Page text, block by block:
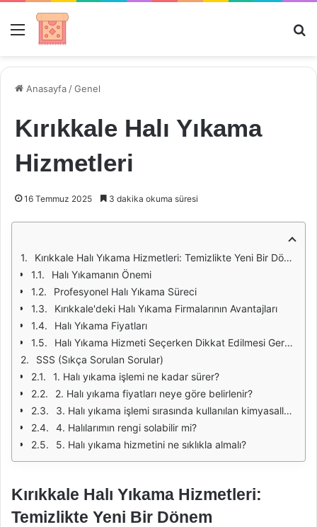
Menü
Anasayfa /Genel
Kırıkkale Halı Yıkama
Hizmetleri
16 Temmuz 2025 3 dakika okuma süresi
Kırıkkale Halı Yıkama Hizmetleri: Temizlikte Yeni Bir Dönem
Halı Yıkamanın Önemi
Profesyonel Halı Yıkama Süreci
Kırıkkale'deki Halı Yıkama Firmalarının Avantajları
Halı Yıkama Fiyatları
Halı Yıkama Hizmeti Seçerken Dikkat Edilmesi Gerekenler
SSS (Sıkça Sorulan Sorular)
1. Halı yıkama işlemi ne kadar sürer?
2. Halı yıkama fiyatları neye göre belirlenir?
3. Halı yıkama işlemi sırasında kullanılan kimyasallar zararlı mı?
4. Halılarımın rengi solabilir mi?
5. Halı yıkama hizmetini ne sıklıkla almalı?
Kırıkkale Halı Yıkama Hizmetleri:
Temizlikte Yeni Bir Dönem